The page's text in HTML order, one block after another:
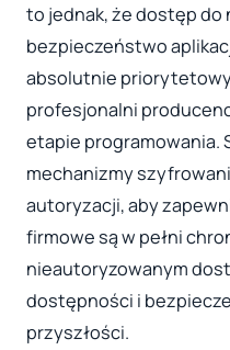
to jednak, że dostęp do
bezpieczeństwo
absolutnie
profesjonalni
etapie programowania.
mechanizmy
autoryzacji, aby
firmowe są w pełni
nieautoryzowanym
dostępności i
przyszłości.